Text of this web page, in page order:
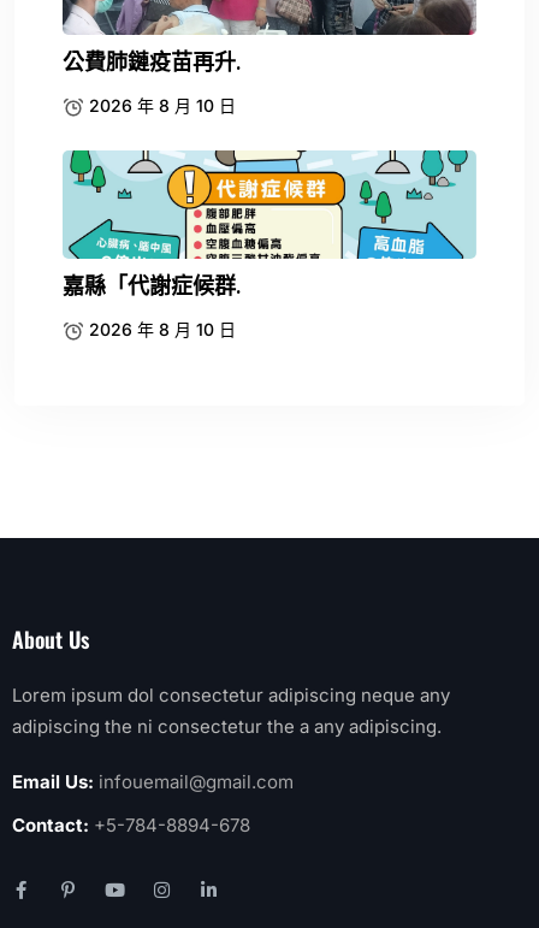
公費肺鏈疫苗再升.
2026 年 8 月 10 日
嘉縣「代謝症候群.
2026 年 8 月 10 日
About Us
Lorem ipsum dol consectetur adipiscing neque any
adipiscing the ni consectetur the a any adipiscing.
Email Us: infouemail@gmail.com
Contact: +5-784-8894-678